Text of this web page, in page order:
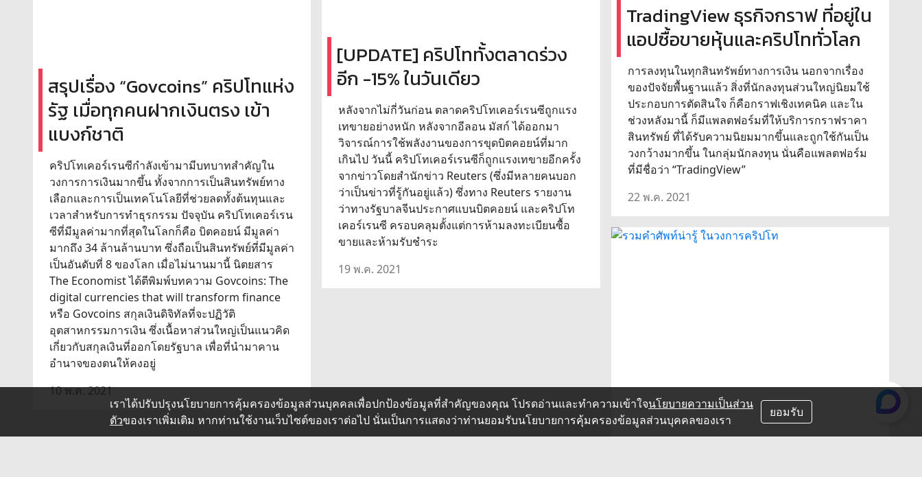
TradingView ธุรกิจกราฟ ที่อยู่ใน
แอปซื้อขายหุ้นและคริปโททั่วโลก
การลงทุนในทุกสินทรัพย์ทางการเงิน นอกจากเรื่อง
ของปัจจัยพื้นฐานแล้ว สิ่งที่นักลงทุนส่วนใหญ่นิยมใช้
ประกอบการตัดสินใจ ก็คือกราฟเชิงเทคนิค และใน
ช่วงหลังมานี้ ก็มีแพลตฟอร์มที่ให้บริการกราฟราคา
สินทรัพย์ ที่ได้รับความนิยมมากขึ้นและถูกใช้กันเป็น
วงกว้างมากขึ้น ในกลุ่มนักลงทุน นั่นคือแพลตฟอร์ม
ที่มีชื่อว่า “TradingView”
22 พ.ค. 2021
[UPDATE] คริปโททั้งตลาดร่วง
อีก -15% ในวันเดียว
หลังจากไม่กี่วันก่อน ตลาดคริปโทเคอร์เรนซีถูกแรง
เทขายอย่างหนัก หลังจากอีลอน มัสก์ ได้ออกมา
วิจารณ์การใช้พลังงานของการขุดบิตคอยน์ที่มาก
เกินไป วันนี้ คริปโทเคอร์เรนซีก็ถูกแรงเทขายอีกครั้ง
จากข่าวโดยสำนักข่าว Reuters (ซึ่งมีหลายคนบอก
ว่าเป็นข่าวที่รู้กันอยู่แล้ว) ซึ่งทาง Reuters รายงาน
ว่าทางรัฐบาลจีนประกาศแบนบิตคอยน์ และคริปโท
เคอร์เรนซี ครอบคลุมตั้งแต่การห้ามลงทะเบียนซื้อ
ขายและห้ามรับชำระ
19 พ.ค. 2021
สรุปเรื่อง “Govcoins” คริปโทแห่ง
รัฐ เมื่อทุกคนฝากเงินตรง เข้า
แบงก์ชาติ
คริปโทเคอร์เรนซีกำลังเข้ามามีบทบาทสำคัญใน
วงการการเงินมากขึ้น ทั้งจากการเป็นสินทรัพย์ทาง
เลือกและการเป็นเทคโนโลยีที่ช่วยลดทั้งต้นทุนและ
เวลาสำหรับการทำธุรกรรม ปัจจุบัน คริปโทเคอร์เรน
ซีที่มีมูลค่ามากที่สุดในโลกก็คือ บิตคอยน์ มีมูลค่า
มากถึง 34 ล้านล้านบาท ซึ่งถือเป็นสินทรัพย์ที่มีมูลค่า
เป็นอันดับที่ 8 ของโลก เมื่อไม่นานมานี้ นิตยสาร
The Economist ได้ตีพิมพ์บทความ Govcoins: The
digital currencies that will transform finance
หรือ Govcoins สกุลเงินดิจิทัลที่จะปฏิวัติ
อุตสาหกรรมการเงิน ซึ่งเนื้อหาส่วนใหญ่เป็นแนวคิด
เกี่ยวกับสกุลเงินที่ออกโดยรัฐบาล เพื่อที่นำมาคาน
อำนาจของตนให้คงอยู่
10 พ.ค. 2021
เราได้ปรับปรุงนโยบายการคุ้มครองข้อมูลส่วนบุคคลเพื่อปกป้องข้อมูลที่สำคัญของคุณ โปรดอ่านและทำความเข้าใจนโยบายความเป็นส่วน
ตัวของเราเพิ่มเติม หากท่านใช้งานเว็บไซต์ของเราต่อไป นั่นเป็นการแสดงว่าท่านยอมรับนโยบายการคุ้มครองข้อมูลส่วนบุคคลของเรา
ยอมรับ